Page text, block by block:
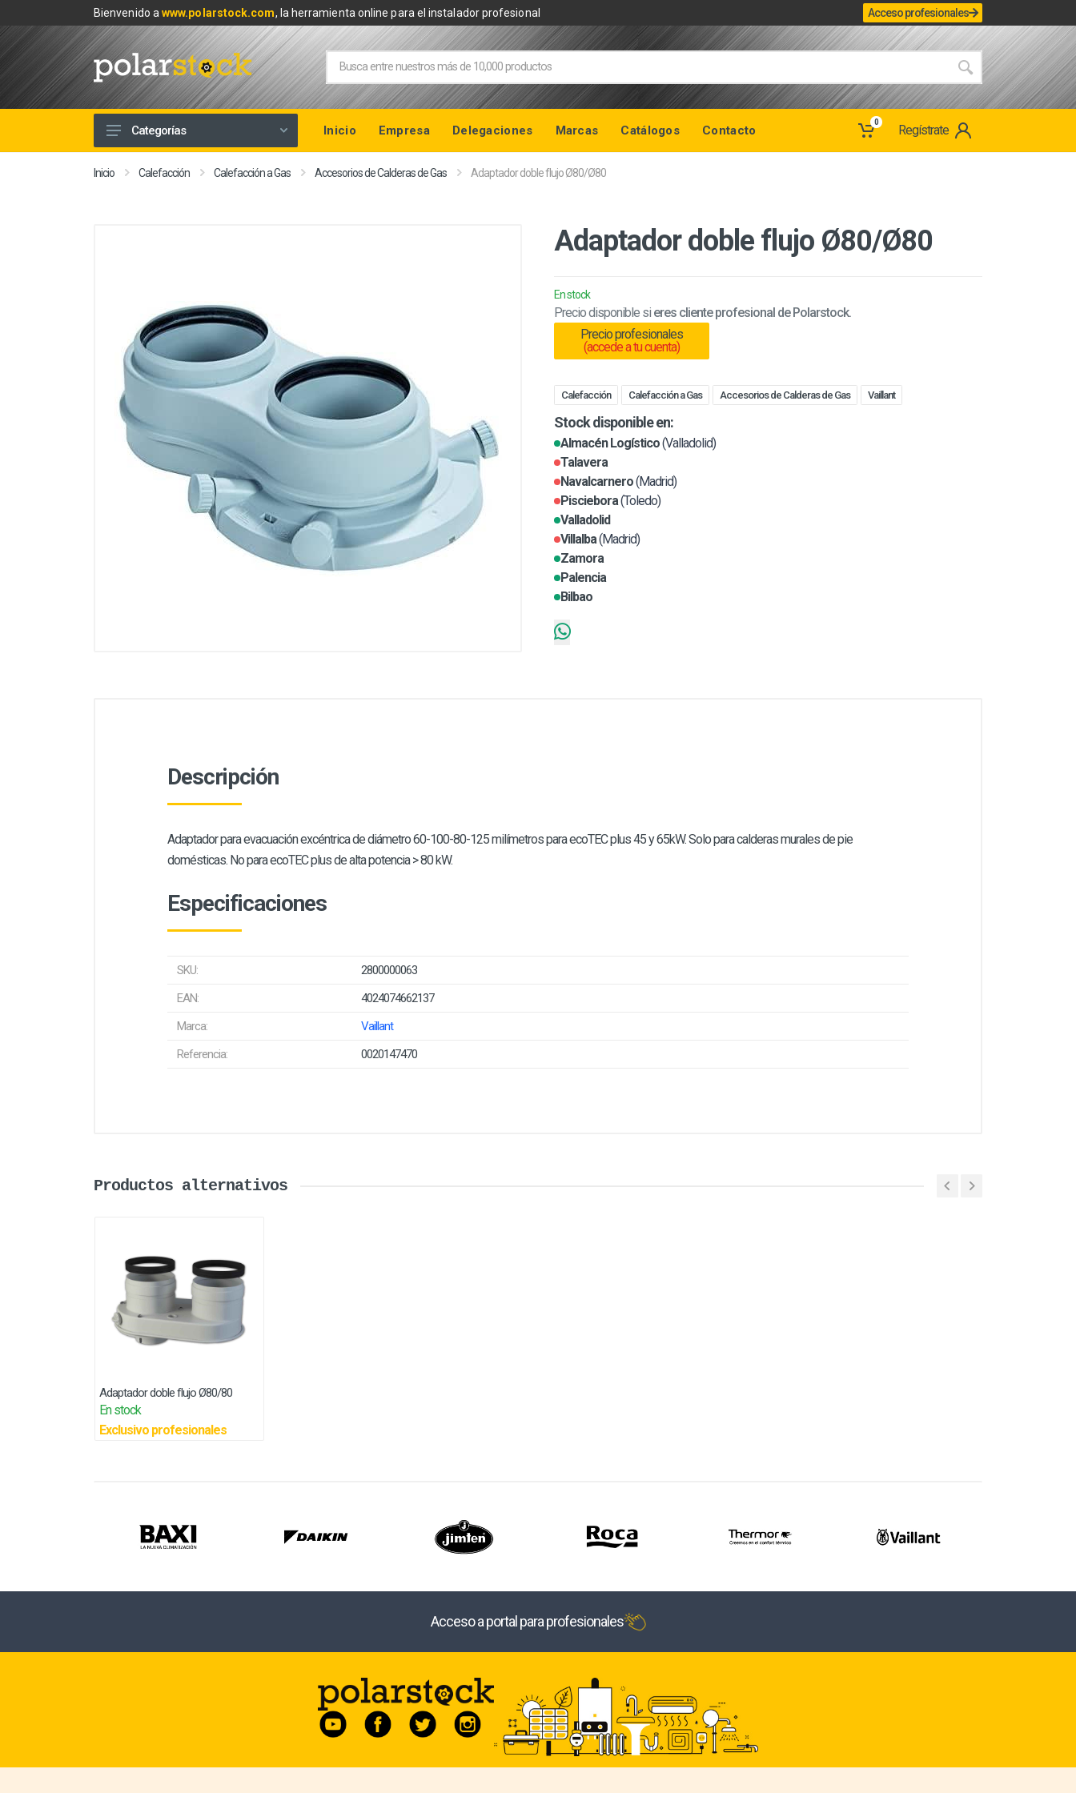
Bienvenido awww.polarstock.com, la herramienta online para el instalador profesional Acceso profesionales
Calefacción
Herramientas y Ferretería
Electricidad
Categorías Inicio Empresa Delegaciones Marcas Catálogos Contacto
0
Regístrate
Inicio Calefacción Calefacción a Gas Accesorios de Calderas de Gas Adaptador doble flujo Ø80/Ø80
Adaptador doble flujo Ø80/Ø80
En stock
Precio disponible si eres cliente profesional de Polarstock.
Precio profesionales
(accede a tu cuenta)
Calefacción Calefacción a Gas Accesorios de Calderas de Gas Vaillant
Stock disponible en:
Almacén Logístico(Valladolid)
Talavera
Navalcarnero(Madrid)
Pisciebora(Toledo)
Valladolid
Villalba(Madrid)
Zamora
Palencia
Bilbao
Descripción
Adaptador para evacuación excéntrica de diámetro 60-100-80-125 milímetros para ecoTEC plus 45 y 65kW. Solo para calderas murales de pie
domésticas. No para ecoTEC plus de alta potencia > 80 kW.
Especificaciones
SKU:
2800000063
EAN:
4024074662137
Marca:
Vaillant
Referencia:
0020147470
Productos alternativos
Adaptador doble flujo Ø80/80
En stock
Exclusivo profesionales
Acceso a portal para profesionales